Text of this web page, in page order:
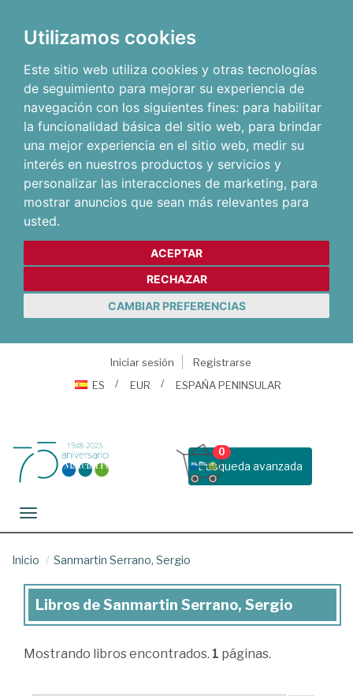
Utilizamos cookies
Este sitio web utiliza cookies y otras tecnologías
de seguimiento para mejorar su experiencia de
navegación con los siguientes fines: para habilitar
la funcionalidad básica del sitio web, para brindar
una mejor experiencia en el sitio web, medir su
interés en nuestros productos y servicios y
personalizar las interacciones de marketing, para
mostrar anuncios que sean más relevantes para
usted.
ACEPTAR
RECHAZAR
CAMBIAR PREFERENCIAS
Iniciar sesión
Registrarse
ES
EUR ESPAÑA PENINSULAR
Busqueda avanzada
0
Toggle navigation
Inicio Sanmartin Serrano, Sergio
Libros
Sanmartin
Libros de Sanmartin Serrano, Sergio
Mostrando libros encontrados. 1 páginas.